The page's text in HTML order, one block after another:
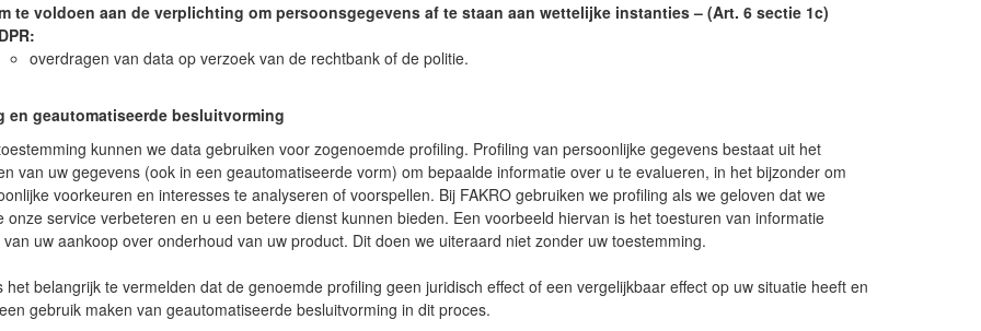
te voldoen aan de verplichting om persoonsgegevens af te staan aan wettelijke instanties – (Art. 6 sectie 1c)
overdragen van data op verzoek van de rechtbank of de politie.
en geautomatiseerde besluitvorming
kunnen we data gebruiken voor zogenoemde profiling. Profiling van persoonlijke gegevens bestaat uit het
van uw gegevens (ook in een geautomatiseerde vorm) om bepaalde informatie over u te evalueren, in het bijzonder om
voorkeuren en interesses te analyseren of voorspellen. Bij FAKRO gebruiken we profiling als we geloven dat we
onze service verbeteren en u een betere dienst kunnen bieden. Een voorbeeld hiervan is het toesturen van informatie
uw aankoop over onderhoud van uw product. Dit doen we uiteraard niet zonder uw toestemming.
het belangrijk te vermelden dat de genoemde profiling geen juridisch effect of een vergelijkbaar effect op uw situatie heeft en
gebruik maken van geautomatiseerde besluitvorming in dit proces.